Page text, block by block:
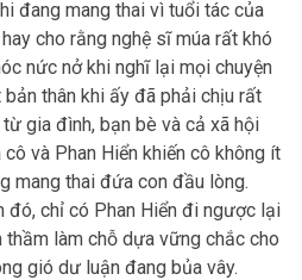
đang mang thai vì tuổi tác của
cho rằng nghệ sĩ múa rất khó
nức nở khi nghĩ lại mọi chuyện
bản thân khi ấy đã phải chịu rất
gia đình, bạn bè và cả xã hội
và Phan Hiển khiến cô không ít
mang thai đứa con đầu lòng.
đó, chỉ có Phan Hiển đi ngược lại
làm chỗ dựa vững chắc cho
gió dư luận đang bủa vây.